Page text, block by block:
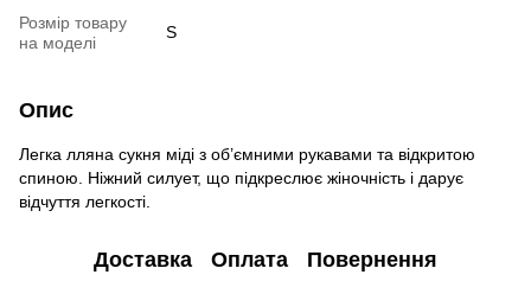
Розмір товару
на моделі
S
Опис
Легка лляна сукня міді з об’ємними рукавами та відкритою
спиною. Ніжний силует, що підкреслює жіночність і дарує
відчуття легкості.
Доставка Оплата Повернення